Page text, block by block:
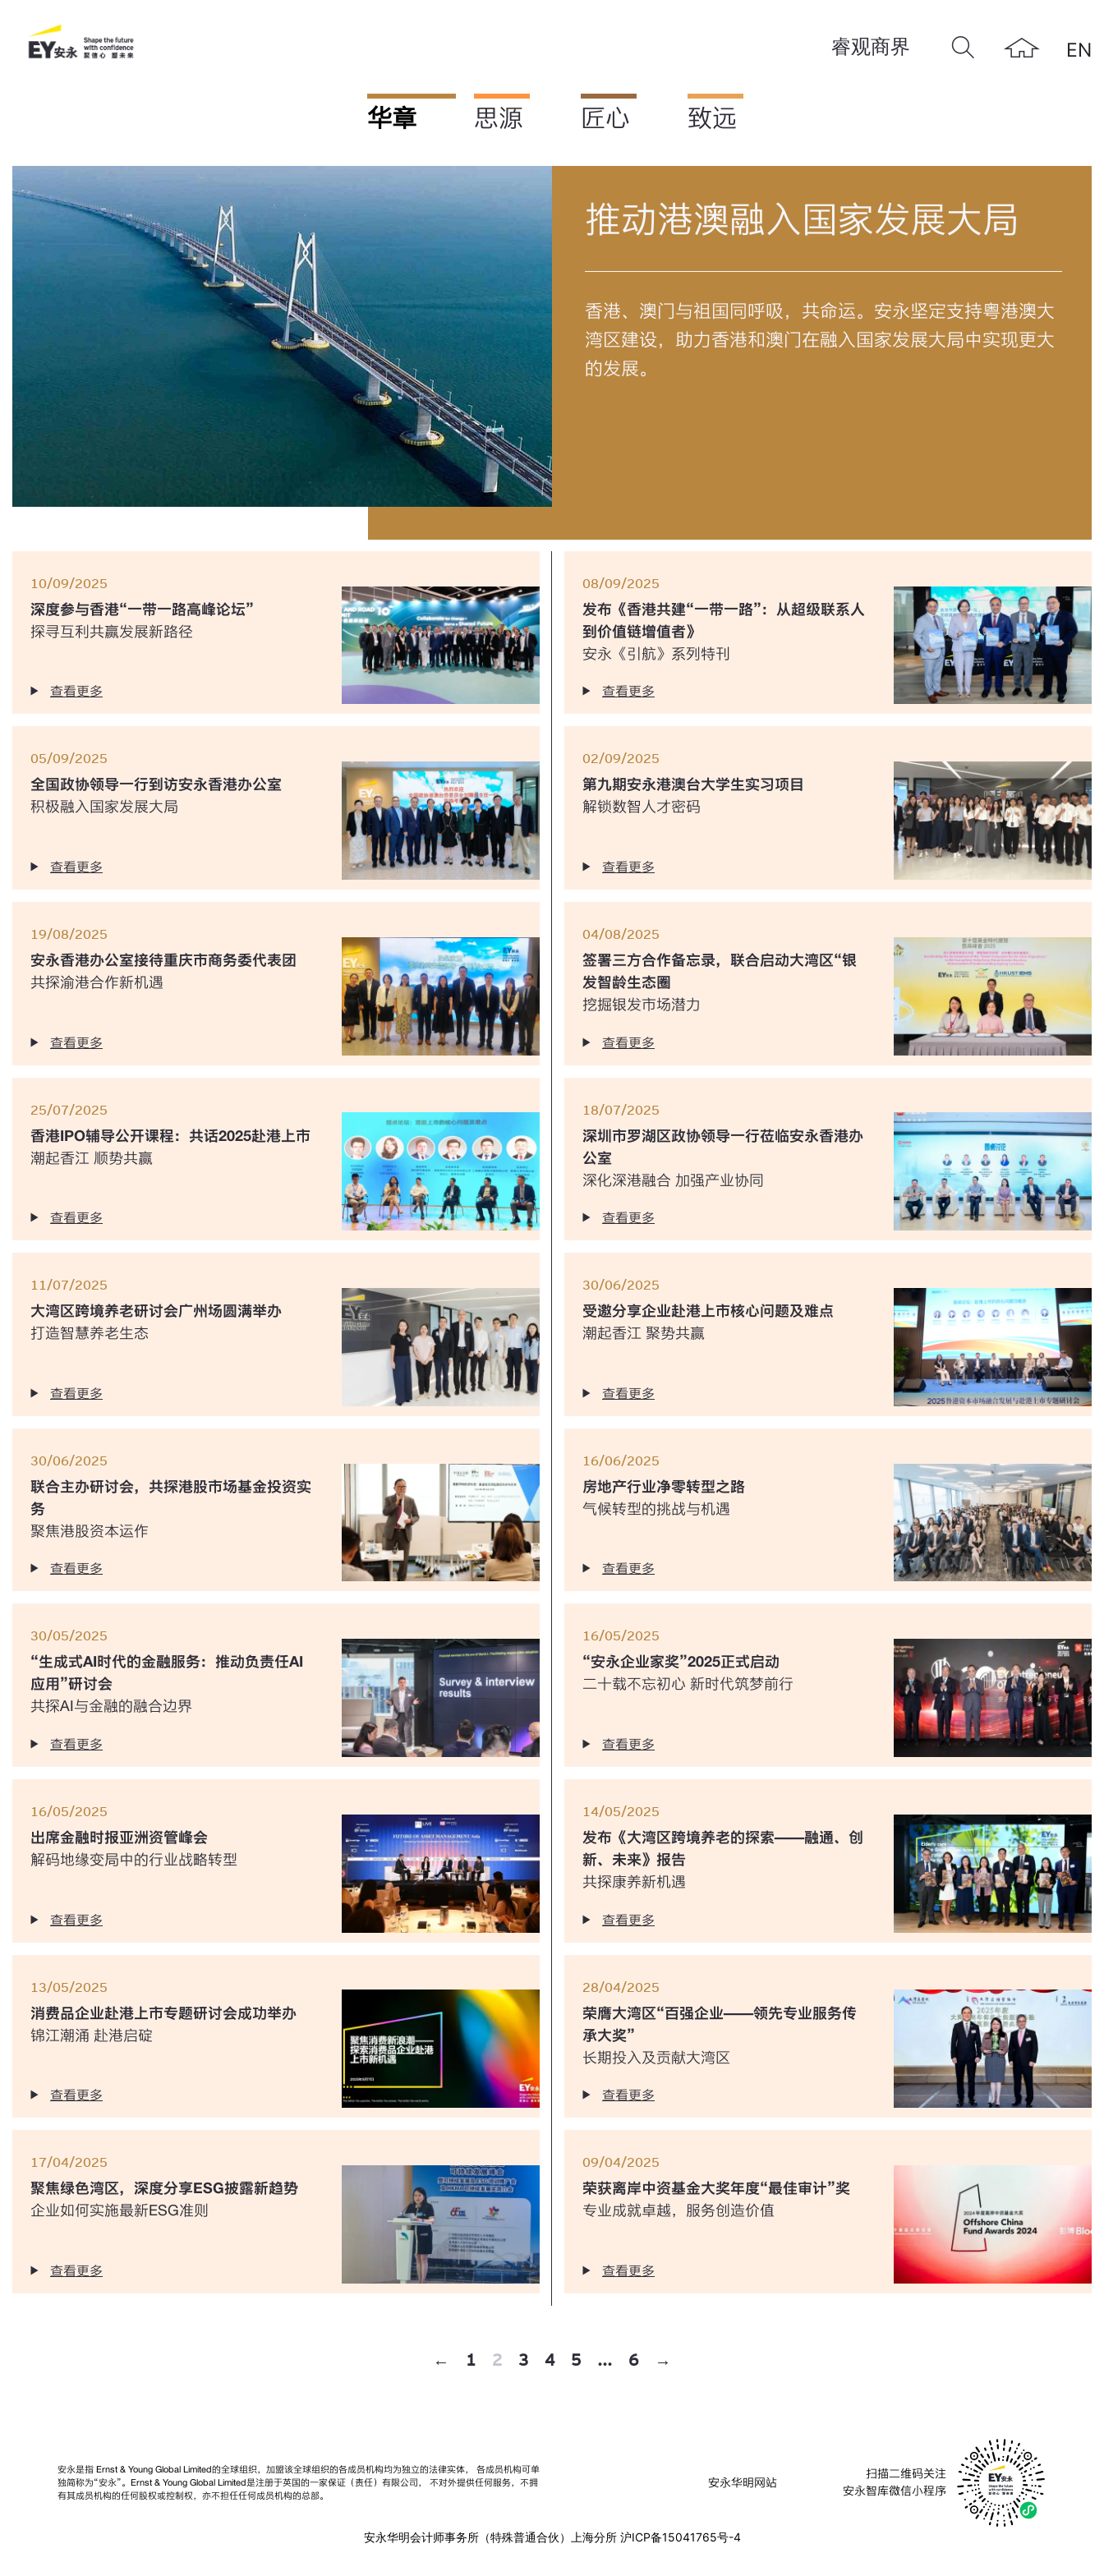
睿观商界 EN
华章 思源 匠心 致远
推动港澳融入国家发展大局
香港、澳门与祖国同呼吸，共命运。安永坚定支持粤港澳大
湾区建设，助力香港和澳门在融入国家发展大局中实现更大
的发展。
10/09/2025
深度参与香港“一带一路高峰论坛”
探寻互利共赢发展新路径
查看更多
08/09/2025
发布《香港共建“一带一路”：从超级联系人
到价值链增值者》
安永《引航》系列特刊
查看更多
05/09/2025
全国政协领导一行到访安永香港办公室
积极融入国家发展大局
查看更多
02/09/2025
第九期安永港澳台大学生实习项目
解锁数智人才密码
查看更多
19/08/2025
安永香港办公室接待重庆市商务委代表团
共探渝港合作新机遇
查看更多
04/08/2025
签署三方合作备忘录，联合启动大湾区“银
发智龄生态圈
挖掘银发市场潜力
查看更多
25/07/2025
香港IPO辅导公开课程：共话2025赴港上市
潮起香江 顺势共赢
查看更多
18/07/2025
深圳市罗湖区政协领导一行莅临安永香港办
公室
深化深港融合 加强产业协同
查看更多
11/07/2025
大湾区跨境养老研讨会广州场圆满举办
打造智慧养老生态
查看更多
30/06/2025
受邀分享企业赴港上市核心问题及难点
潮起香江 聚势共赢
查看更多
30/06/2025
联合主办研讨会，共探港股市场基金投资实
务
聚焦港股资本运作
查看更多
16/06/2025
房地产行业净零转型之路
气候转型的挑战与机遇
查看更多
30/05/2025
“生成式AI时代的金融服务：推动负责任AI
应用”研讨会
共探AI与金融的融合边界
查看更多
16/05/2025
“安永企业家奖”2025正式启动
二十载不忘初心 新时代筑梦前行
查看更多
16/05/2025
出席金融时报亚洲资管峰会
解码地缘变局中的行业战略转型
查看更多
14/05/2025
发布《大湾区跨境养老的探索——融通、创
新、未来》报告
共探康养新机遇
查看更多
13/05/2025
消费品企业赴港上市专题研讨会成功举办
锦江潮涌 赴港启碇
查看更多
28/04/2025
荣膺大湾区“百强企业——领先专业服务传
承大奖”
长期投入及贡献大湾区
查看更多
17/04/2025
聚焦绿色湾区，深度分享ESG披露新趋势
企业如何实施最新ESG准则
查看更多
09/04/2025
荣获离岸中资基金大奖年度“最佳审计”奖
专业成就卓越，服务创造价值
查看更多
← 1 2 3 4 5 ... 6 →
安永是指 Ernst & Young Global Limited的全球组织，加盟该全球组织的各成员机构均为独立的法律实体， 各成员机构可单
独简称为“安永”。Ernst & Young Global Limited是注册于英国的一家保证（责任）有限公司， 不对外提供任何服务，不拥
有其成员机构的任何股权或控制权，亦不担任任何成员机构的总部。
安永华明网站
扫描二维码关注
安永智库微信小程序
安永华明会计师事务所（特殊普通合伙）上海分所 沪ICP备15041765号-4